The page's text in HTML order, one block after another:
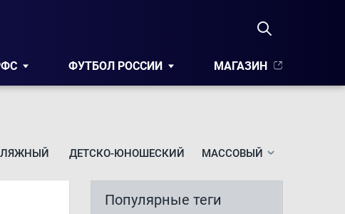
ФУТБОЛ РОССИИ МАГАЗИН
ДЕТСКО-ЮНОШЕСКИЙ МАССОВЫЙ
Популярные теги